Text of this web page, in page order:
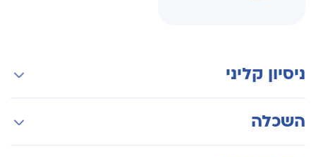
ניסיון קליני
להפרעות קצב וקיצוב של המערך הקרדיולוגי בבית
החולים איכילוב
השכלה